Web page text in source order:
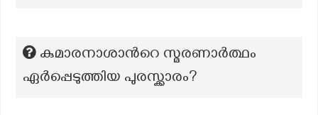
കുമാരനാശാന്‍റെ സ്മരണാർത്ഥം
ഏർപ്പെടുത്തിയ പുരസ്ക്കാരം?